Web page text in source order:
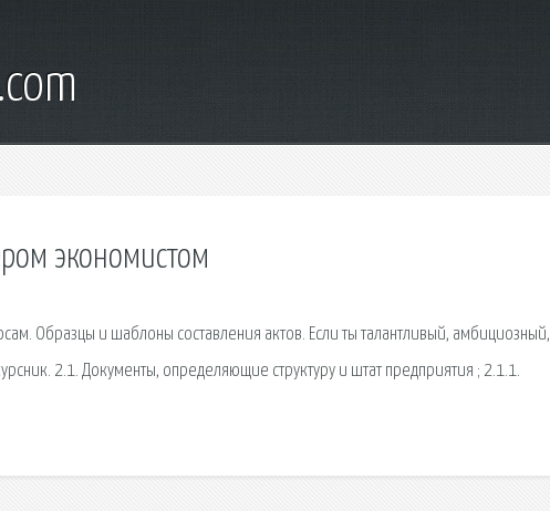
экономистом
Образцы и шаблоны составления актов. Если ты талантливый, амбициозный,
2.1. Документы, определяющие структуру и штат предприятия ; 2.1.1.